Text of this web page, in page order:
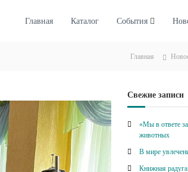
Главная Каталог События
Главная
Свежие записи
«Мы в ответе
животных
В мире
Книжная радуга